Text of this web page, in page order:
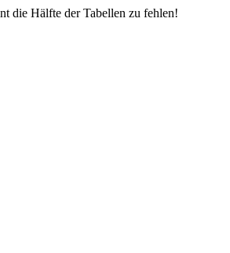
die Hälfte der Tabellen zu fehlen!